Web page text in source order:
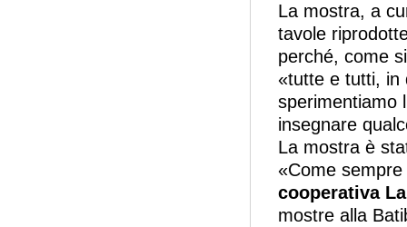
La mostra, a
tavole
perché, come
«tutte e tutti, in
sperimentiamo
insegnare
La mostra è
«Come
cooperativa
mostre alla